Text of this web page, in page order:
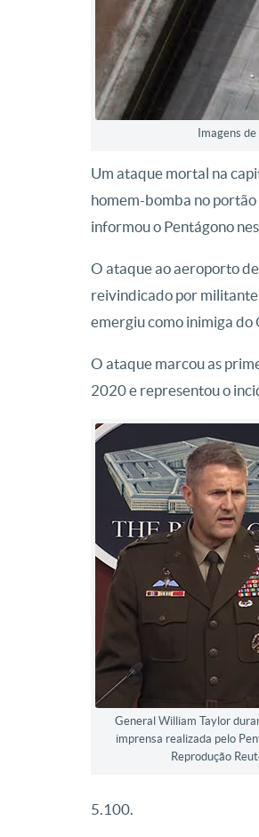
Imagens
Um ataque mortal na
homem-bomba no portão
informou o Pentágono
O ataque ao aeroporto
reivindicado por
emergiu como inimiga do
O ataque marcou as
2020 e representou o
General William Taylor
imprensa realizada pelo
Reprodução
5.100.